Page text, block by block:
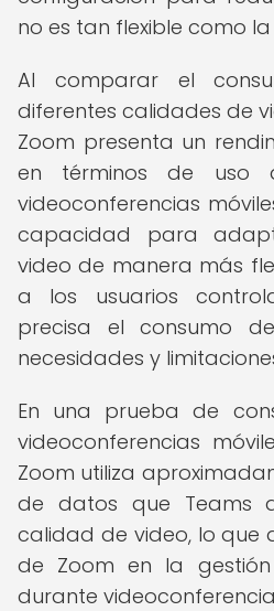
no es tan flexible como
Al comparar el
diferentes calidades de
Zoom presenta un
en términos de uso
videoconferencias
capacidad para
video de manera más
a los usuarios
precisa el consumo
necesidades y
En una prueba de
videoconferencias
Zoom utiliza
de datos que Teams
calidad de video, lo que
de Zoom en la
durante